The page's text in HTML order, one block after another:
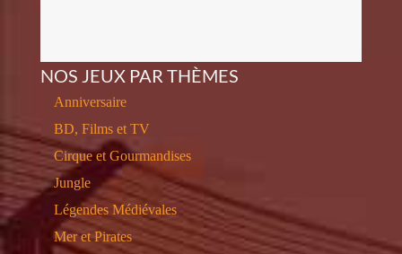
NOS JEUX PAR THÈMES
Anniversaire
BD, Films et TV
Cirque et Gourmandises
Jungle
Légendes Médiévales
Mer et Pirates